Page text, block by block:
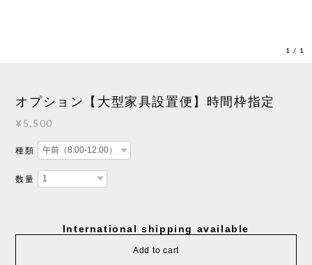
1 / 1
オプション【大型家具設置便】時間枠指定
¥5,500
種類
数量
International shipping available
Add to cart